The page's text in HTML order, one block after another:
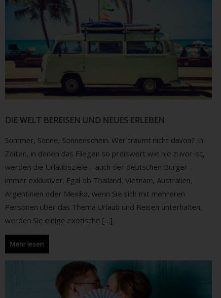
DIE WELT BEREISEN UND NEUES ERLEBEN
Sommer, Sonne, Sonnenschein. Wer träumt nicht davon? In
Zeiten, in denen das Fliegen so preiswert wie nie zuvor ist,
werden die Urlaubsziele – auch der deutschen Bürger –
immer exklusiver. Egal ob Thailand, Vietnam, Australien,
Argentinien oder Mexiko, wenn Sie sich mit mehreren
Personen über das Thema Urlaub und Reisen unterhalten,
werden Sie einige exotische […]
Mehr lesen